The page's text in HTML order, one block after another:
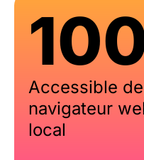
Accessible
navigateur
local